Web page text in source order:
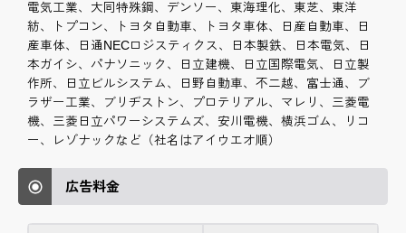
電気工業、大同特殊鋼、デンソー、東海理化、東芝、東洋
紡、トプコン、トヨタ自動車、トヨタ車体、日産自動車、日
産車体、日通NECロジスティクス、日本製鉄、日本電気、日
本ガイシ、パナソニック、日立建機、日立国際電気、日立製
作所、日立ビルシステム、日野自動車、不二越、富士通、ブ
ラザー工業、ブリヂストン、プロテリアル、マレリ、三菱電
機、三菱日立パワーシステムズ、安川電機、横浜ゴム、リコ
ー、レゾナックなど（社名はアイウエオ順）
広告料金